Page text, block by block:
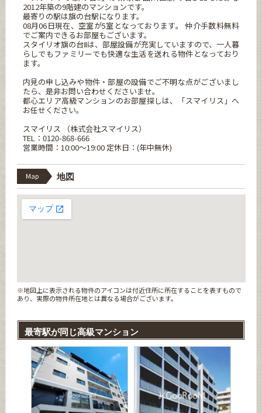
2012年築の9階建のマンションです。
最寄りの駅は旗の台駅になります。
08月06日現在、空室が5室となっております。 仲介手数料無料
でご案内できるお部屋もございます。
スタイリオ旗の台Ⅱは、部屋設備が充実していますので、一人暮
らしでもファミリーでも快適な生活を送れる物件となっており
ます。
内見の申し込みや物件・部屋の設備でご不明な点がございまし
たら、是非お問い合わせくださいませ。
都心エリア高級マンションのお部屋探しは、「スマイリス」へ
お任せください。
スマイリス （株式会社スマイリス）
TEL：0120-868-666
営業時間：10:00～19:00 定休日：(年中無休)
Map 地図
※地図上に表示される物件のアイコンは付近住所に所在することを表すもので
あり、実際の物件所在地とは異なる場合がございます。
最寄駅が同じ高級マンション